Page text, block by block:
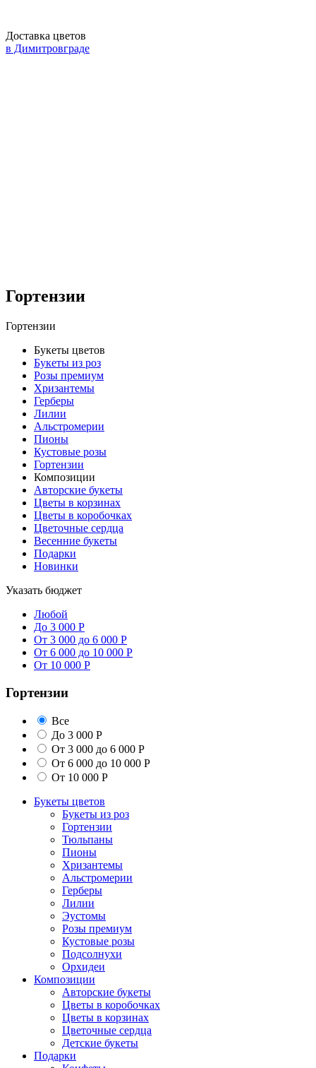
Доставка цветов
в Димитровграде
Гортензии
Гортензии
Букеты цветов
Букеты из роз
Розы премиум
Хризантемы
Герберы
Лилии
Альстромерии
Пионы
Кустовые розы
Гортензии
Композиции
Авторские букеты
Цветы в корзинах
Цветы в коробочках
Цветочные сердца
Весенние букеты
Подарки
Новинки
Указать бюджет
Любой
До 3 000 Р
От 3 000 до 6 000 Р
От 6 000 до 10 000 Р
От 10 000 Р
Гортензии
Все
До 3 000 Р
От 3 000 до 6 000 Р
От 6 000 до 10 000 Р
От 10 000 Р
Букеты цветов
Букеты из роз
Гортензии
Тюльпаны
Пионы
Хризантемы
Альстромерии
Герберы
Лилии
Эустомы
Розы премиум
Кустовые розы
Подсолнухи
Орхидеи
Композиции
Авторские букеты
Цветы в коробочках
Цветы в корзинах
Цветочные сердца
Детские букеты
Подарки